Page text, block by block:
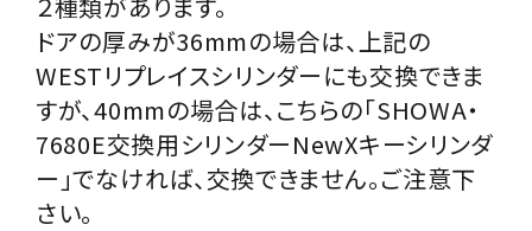
ドアの厚みが36mmの場合は、上記の
WESTリプレイスシリンダーにも交換できま
すが、40mmの場合は、こちらの「SHOWA・
7680E交換用シリンダーNewXキーシリンダ
ー」でなければ、交換できません。ご注意下
さい。